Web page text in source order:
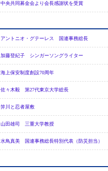
中央共同募金会より会長感謝状を受賞
アントニオ・グテーレス 国連事務総長
加藤登紀子 シンガーソングライター
海上保安制度創設70周年
佐々木毅 第27代東京大学総長
笄川と忍者屋敷
山田雄司 三重大学教授
水鳥真美 国連事務総長特別代表（防災担当）